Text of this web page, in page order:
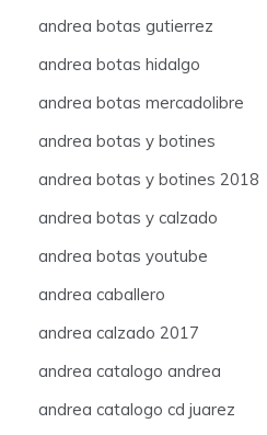
andrea botas gutierrez
andrea botas hidalgo
andrea botas mercadolibre
andrea botas y botines
andrea botas y botines 2018
andrea botas y calzado
andrea botas youtube
andrea caballero
andrea calzado 2017
andrea catalogo andrea
andrea catalogo cd juarez